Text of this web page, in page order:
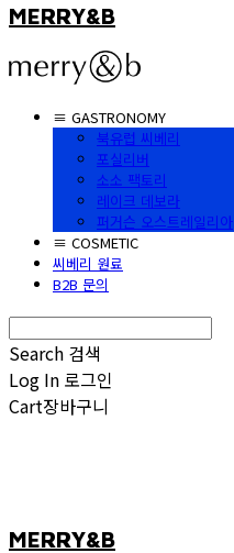
MERRY&B
≡ GASTRONOMY
북유럽 씨베리
포실리버
소소 팩토리
레이크 데보라
퍼거슨 오스트레일리아
≡ COSMETIC
씨베리 원료
B2B 문의
Search 검색
Log In 로그인
Cart장바구니
MERRY&B